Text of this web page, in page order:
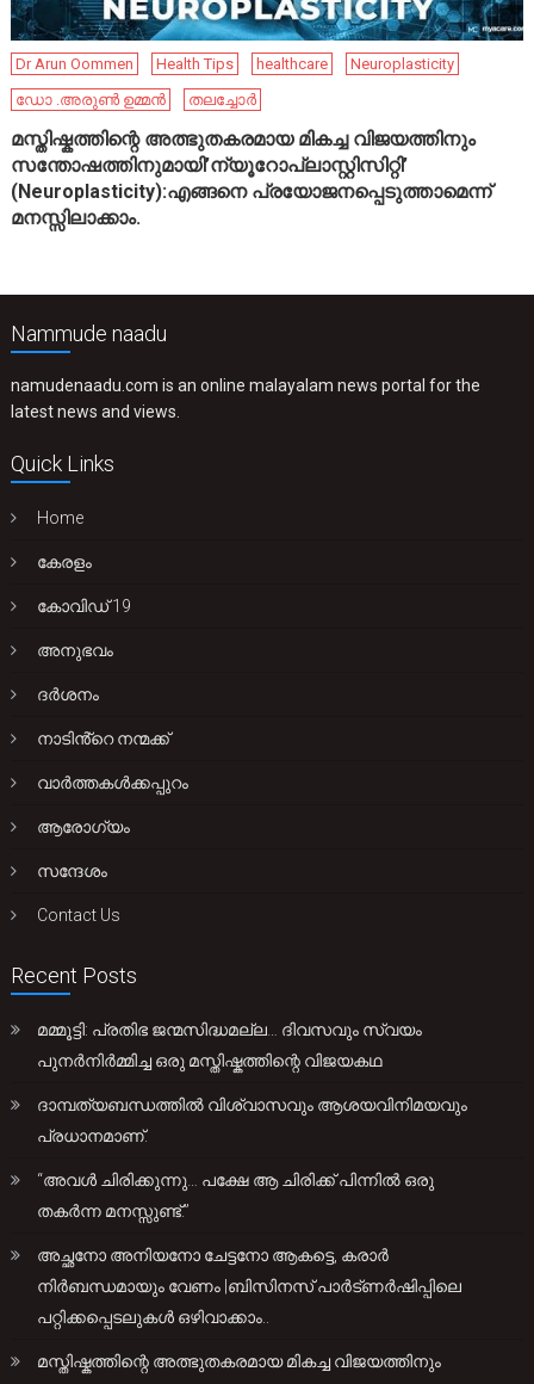
Dr Arun Oommen Health Tips healthcare
Neuroplasticity
ഡോ .അരുൺ ഉമ്മൻ
തലച്ചോർ
മസ്തിഷ്കത്തിന്റെ അത്ഭുതകരമായ മികച്ച വിജയത്തിനും
സന്തോഷത്തിനുമായി’ന്യൂറോപ്ലാസ്റ്റിസിറ്റി’
(Neuroplasticity):എങ്ങനെ പ്രയോജനപ്പെടുത്താമെന്ന്
മനസ്സിലാക്കാം.
Nammude naadu
namudenaadu.com is an online malayalam news portal for the
latest news and views.
Quick Links
Home
കേരളം
കോവിഡ് 19
അനുഭവം
ദർശനം
നാടിൻ്റെ നന്മക്ക്
വാർത്തകൾക്കപ്പുറം
ആരോഗ്യം
സന്ദേശം
Contact Us
Recent Posts
മമ്മൂട്ടി: പ്രതിഭ ജന്മസിദ്ധമല്ല… ദിവസവും സ്വയം
പുനർനിർമ്മിച്ച ഒരു മസ്തിഷ്കത്തിന്റെ വിജയകഥ
ദാമ്പത്യബന്ധത്തിൽ വിശ്വാസവും ആശയവിനിമയവും
പ്രധാനമാണ്.
“അവൾ ചിരിക്കുന്നു… പക്ഷേ ആ ചിരിക്ക് പിന്നിൽ ഒരു
തകർന്ന മനസ്സുണ്ട്.”
അച്ഛനോ അനിയനോ ചേട്ടനോ ആകട്ടെ, കരാർ
നിർബന്ധമായും വേണം |ബിസിനസ് പാർട്ണർഷിപ്പിലെ
പറ്റിക്കപ്പെടലുകൾ ഒഴിവാക്കാം..
മസ്തിഷ്കത്തിന്റെ അത്ഭുതകരമായ മികച്ച വിജയത്തിനും